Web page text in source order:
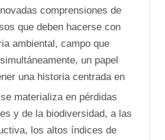
comprensiones de
que deben hacerse con
ambiental, campo que
un papel
una historia centrada en
materializa en pérdidas
y de la biodiversidad, a las
los altos índices de